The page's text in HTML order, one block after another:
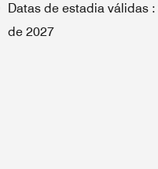
Datas de estadia válidas :
de 2027